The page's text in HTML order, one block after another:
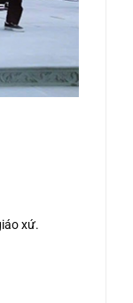
xứ.